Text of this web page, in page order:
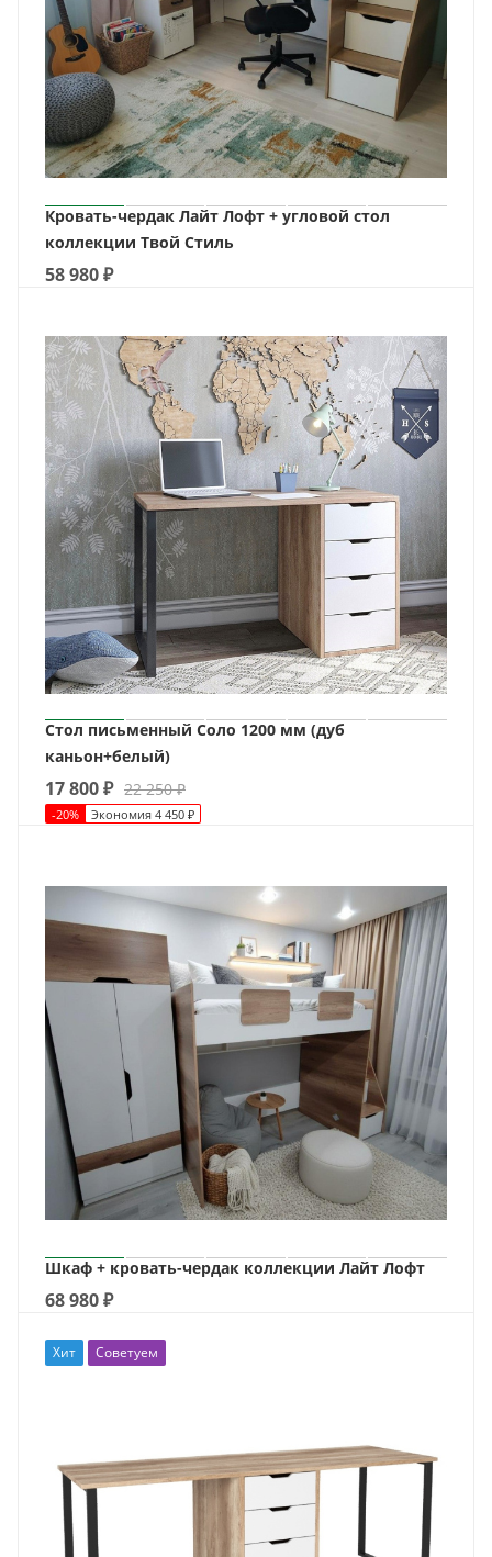
Кровать-чердак Лайт Лофт + угловой стол
коллекции Твой Стиль
58 980₽
Стол письменный Соло 1200 мм (дуб
каньон+белый)
17 800₽ 22 250₽
-20% Экономия 4 450 ₽
Шкаф + кровать-чердак коллекции Лайт Лофт
68 980₽
Хит Советуем